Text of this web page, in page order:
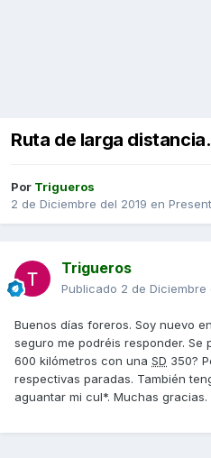
Ruta de larga distancia.
Por Trigueros
2 de Diciembre del 2019 en
Trigueros
Publicado 2 de Diciembre
Buenos días foreros. Soy nuevo
seguro me podréis responder.
600 kilómetros con una SD 350?
respectivas paradas. También
aguantar mi cul*. Muchas